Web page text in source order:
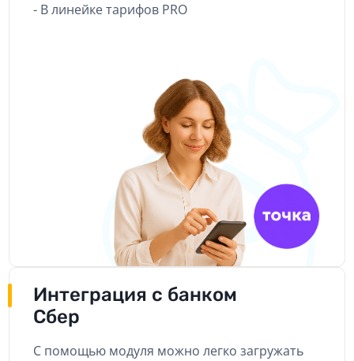
- В линейке тарифов PRO
Интеграция с банком
Сбер
С помощью модуля можно легко загружать